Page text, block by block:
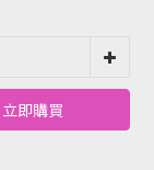
立即購買